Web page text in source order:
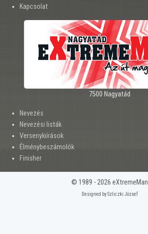
Kapcsolat
7500 Nagyatád
Nevezés
Nevezési listák
Versenykiírások
Élménybeszámolók
Finisher
© 1989 - 2026 eXtremeMan
Designed by Szliczki József